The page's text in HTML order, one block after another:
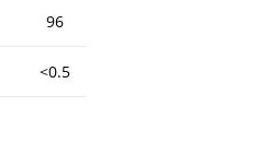
96
<0.5